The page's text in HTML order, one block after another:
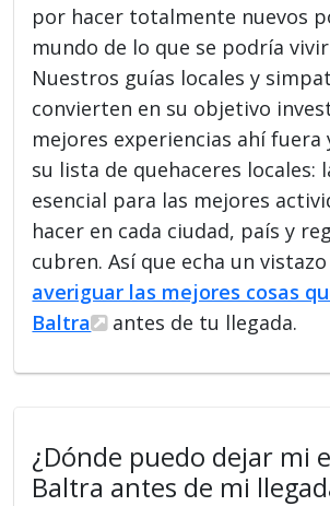
por hacer totalmente nuevos
mundo de lo que se podría
Nuestros guías locales y
convierten en su objetivo
mejores experiencias ahí fuera
su lista de quehaceres locales:
esencial para las mejores
hacer en cada ciudad, país y
cubren. Así que echa un vistazo
averiguar las mejores cosas
Baltra
antes de tu llegada.
¿Dónde puedo dejar mi
Baltra antes de mi